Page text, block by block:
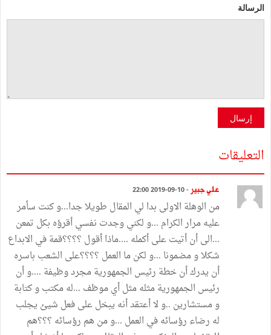
الرسالة
إرسال
التعليقات
علي جبير - 10-09-2019 22:00
من الوهلة الاولى بدا لي المقال طويلا جدا...و كنت سأمر
عليه مرار الكرام ...و لكني وجدت نفسي أقرؤه بكل تمعن
...الى أن أتيت على أكمله ....ماذا أقول ؟؟؟؟قمة في الابداع
شكلا و مضمونا ...و لكن ما العمل ؟؟؟؟على الشعب باسره
أن يدرك أن خطة رئيس الجمهورية مجرد وظيفة ....و أن
رئيس الجمهورية مثله مثل أي موظف ...له مكتب و كتابة
و مستشارين ..و لا أعتقد أنه يبخل على فعل شيئ يجلب
له رضاء رؤسائه في العمل ...و من هم رؤسائه ؟؟؟هم